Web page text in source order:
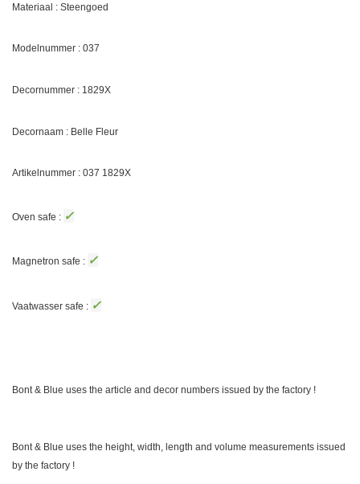
Materiaal : Steengoed
Modelnummer : 037
Decornummer : 1829X
Decornaam : Belle Fleur
Artikelnummer : 037 1829X
Oven safe : ✓
Magnetron safe : ✓
Vaatwasser safe : ✓
Bont & Blue uses the article and decor numbers issued by the factory !
Bont & Blue uses the height, width, length and volume measurements issued
by the factory !